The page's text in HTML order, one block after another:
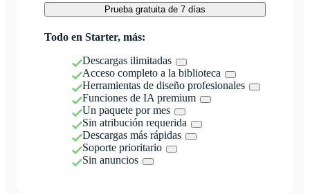
Prueba gratuita de 7 días
Todo en Starter, más:
Descargas ilimitadas
Acceso completo a la biblioteca
Herramientas de diseño profesionales
Funciones de IA premium
Un paquete por mes
Sin atribución requerida
Descargas más rápidas
Soporte prioritario
Sin anuncios